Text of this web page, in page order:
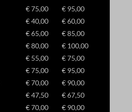
€ 75,00
€ 95,00
€ 40,00
€ 60,00
€ 65,00
€ 85,00
€ 80,00
€ 100,00
€ 55,00
€ 75,00
€ 75,00
€ 95,00
€ 70,00
€ 90,00
€ 47,50
€ 67,50
€ 70,00
€ 90,00